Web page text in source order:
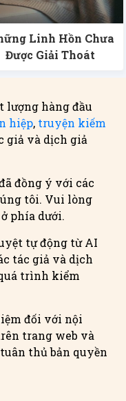
Linh Hồn Chưa
Được Giải Thoát
lượng hàng đầu
hiệp, truyện kiếm
giả và dịch giả
đồng ý với các
tôi. Vui lòng
phía dưới.
tự động từ AI
tác giả và dịch
trình kiểm
đối với nội
trang web và
thủ bản quyền